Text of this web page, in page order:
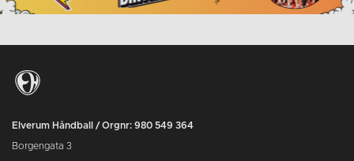
Elverum Håndball / Orgnr: 980 549 364
Borgengata 3